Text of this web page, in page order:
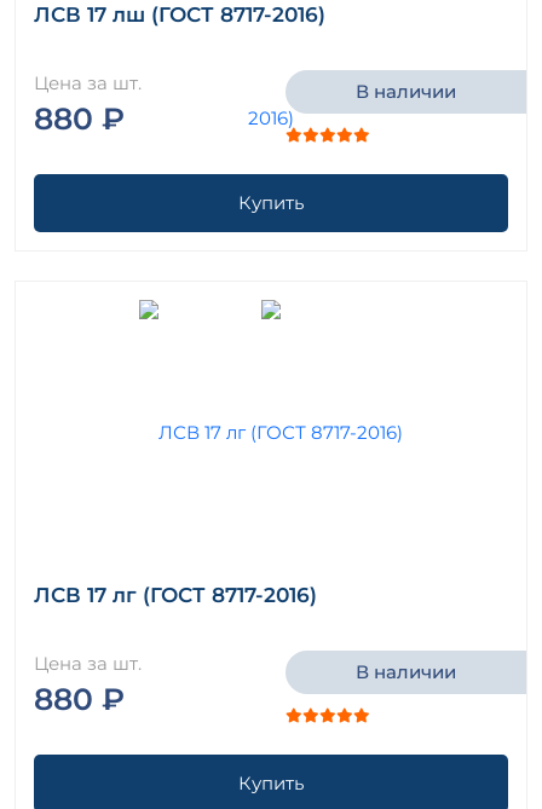
ЛСВ 17 лш (ГОСТ 8717-2016)
Цена за шт.
880 ₽
В наличии
Купить
ЛСВ 17 лг (ГОСТ 8717-2016)
Цена за шт.
880 ₽
В наличии
Купить